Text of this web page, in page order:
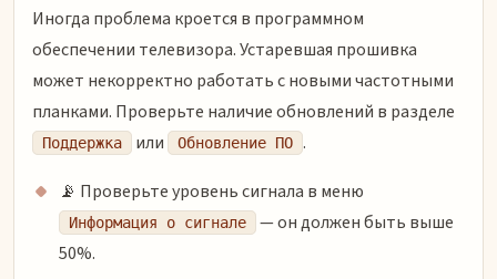
Иногда проблема кроется в программном
обеспечении телевизора. Устаревшая прошивка
может некорректно работать с новыми частотными
планками. Проверьте наличие обновлений в разделе
Поддержка или Обновление ПО .
📡 Проверьте уровень сигнала в меню
Информация о сигнале
— он должен быть выше
50%.